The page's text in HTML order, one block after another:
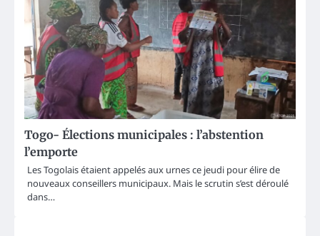
Togo- Élections municipales : l’abstention
l’emporte
Les Togolais étaient appelés aux urnes ce jeudi pour élire de
nouveaux conseillers municipaux. Mais le scrutin s’est déroulé
dans…